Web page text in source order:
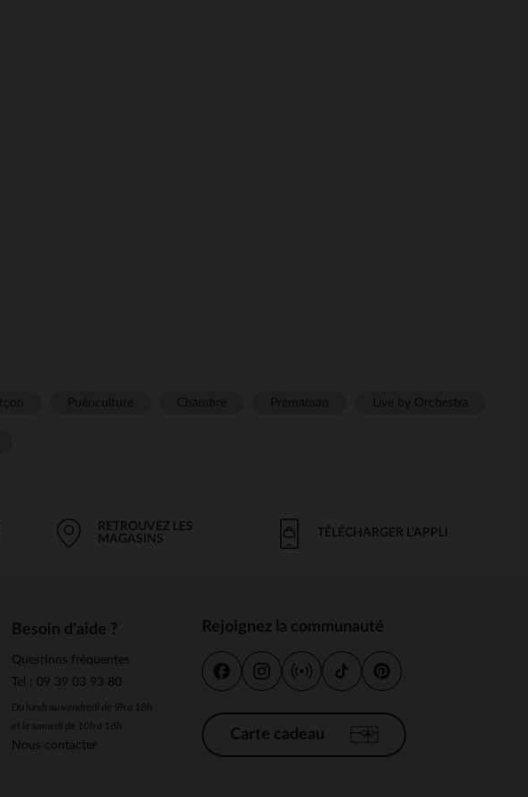
RETROUVEZ LES
MAGASINS
TÉLÉCHARGER L'APPLI
Besoin d'aide ?
Questions fréquentes
Tel : 09 39 03 93 80
Du lundi au vendredi de 9h à 18h
et le samedi de 10h à 18h
Nous contacter
Rejoignez la communauté
Carte cadeau